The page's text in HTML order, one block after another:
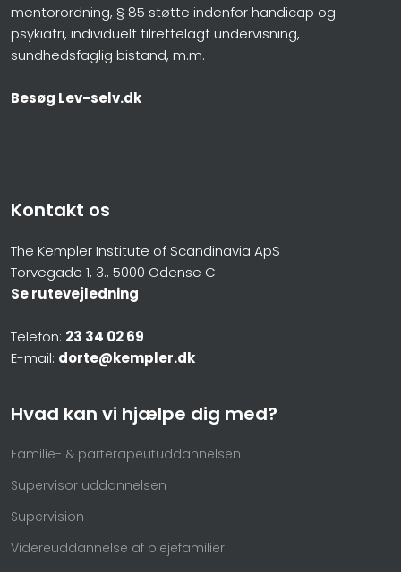
mentorordning, § 85 støtte indenfor handicap og
psykiatri, individuelt tilrettelagt undervisning,
sundhedsfaglig bistand, m.m.
Besøg Lev-selv.dk
Kontakt os
The Kempler Institute of Scandinavia ApS
Torvegade 1, 3., 5000 Odense C
Se rutevejledning
Telefon: 23 34 02 69
E-mail: dorte@kempler.dk
Hvad kan vi hjælpe dig med?
Familie- & parterapeutuddannelsen
Supervisor uddannelsen
Supervision
Videreuddannelse af plejefamilier